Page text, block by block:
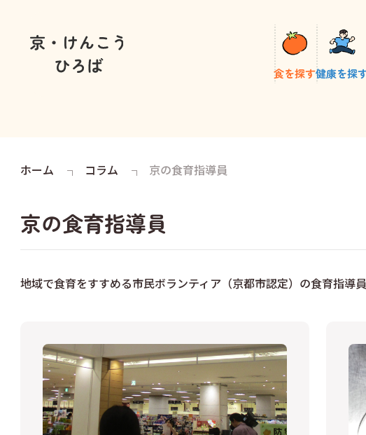
食を探す健康を探
ホーム コラム 京の食育指導員
京の食育指導員
地域で食育をすすめる市民ボランティア（京都市認定）の食育指導